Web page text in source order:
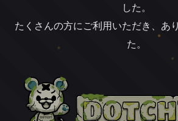
した。
たくさんの方にご利用いただき、あ
た。